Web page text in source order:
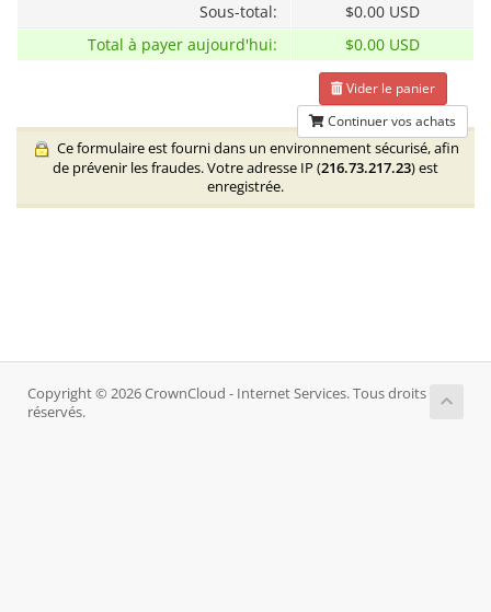
Sous-total:
$0.00 USD
Total à payer aujourd'hui:
$0.00 USD
Vider le panier
Continuer vos achats
Ce formulaire est fourni dans un environnement sécurisé, afin
de prévenir les fraudes. Votre adresse IP (216.73.217.23) est
enregistrée.
Copyright © 2026 CrownCloud - Internet Services. Tous droits
réservés.